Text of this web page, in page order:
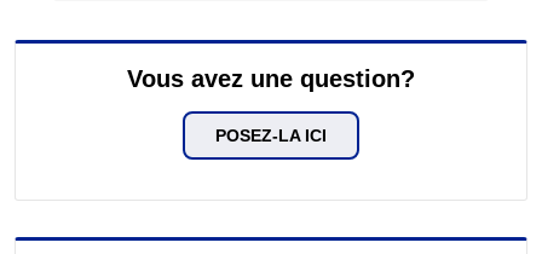
Vous avez une question?
POSEZ-LA ICI